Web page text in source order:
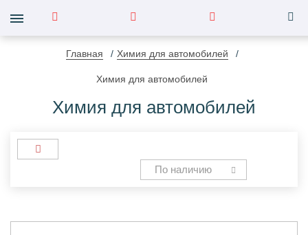
Главная Химия для автомобилей
Химия для автомобилей
Химия для автомобилей
По наличию